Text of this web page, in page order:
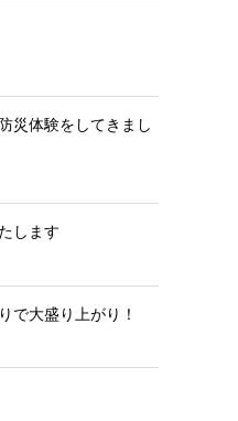
災体験をしてきまし
します
大盛り上がり！